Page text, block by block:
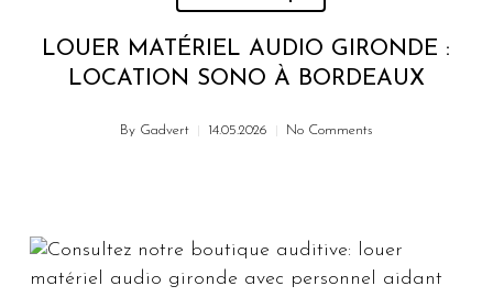
LOUER MATÉRIEL AUDIO GIRONDE :
LOCATION SONO À BORDEAUX
By Gadvert 14.05.2026 No Comments